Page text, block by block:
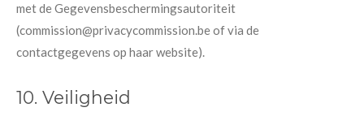
met de Gegevensbeschermingsautoriteit
(commission@privacycommission.be of via de
contactgegevens op haar website).
10. Veiligheid